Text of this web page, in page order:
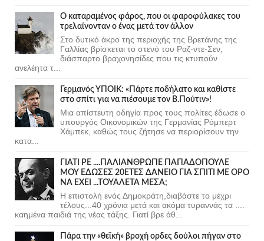
Ο καταραμένος φάρος, που οι φαροφύλακες του
τρελαίνονταν ο ένας μετά τον άλλον
Στο δυτικό άκρο της περιοχής της Βρετάνης της
Γαλλίας βρίσκεται το στενό του Ραζ-ντε-Σεν,
διάσπαρτο βραχονησίδες που τις κτυπούν
ανελέητα τ...
Γερμανός ΥΠΟΙΚ: «Πάρτε ποδήλατο και καθίστε
στο σπίτι για να πιέσουμε τον Β.Πούτιν»!
Μια απίστευτη οδηγία προς τους πολίτες έδωσε ο
υπουργός Οικονομικών της Γερμανίας Ρόμπερτ
Χάμπεκ, καθώς τους ζήτησε να περιορίσουν την
κατα...
ΓΙΑΤΙ ΡΕ ....ΠΑΛΙΑΝΘΡΩΠΕ ΠΑΠΑΔΟΠΟΥΛΕ
ΜΟΥ ΕΔΩΣΕΣ 20ΕΤΕΣ ΔΑΝΕΙΟ ΓΙΑ ΣΠΙΤΙ ΜΕ ΟΡΟ
ΝΑ ΕΧΕΙ ...ΤΟΥΑΛΕΤΑ ΜΕΣΑ;
Η επιστολή ενός Δημοκράτη,διαβάστε το μέχρι
τέλους...40 χρόνια μετά και ακόμα τυραννάς τα ....
καημένα παιδιά της νέας τάξης. Γιατί βρε άθ...
Πάρα την «θεϊκή» βροχή ορδες δούλοι πήγαν στο